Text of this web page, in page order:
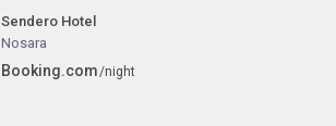
Sendero Hotel
Nosara
Booking.com/night